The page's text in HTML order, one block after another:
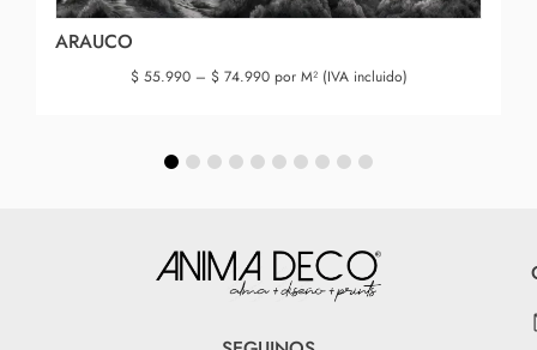
ARAUCO
$55.990 – $74.990por M² (IVA incluido)